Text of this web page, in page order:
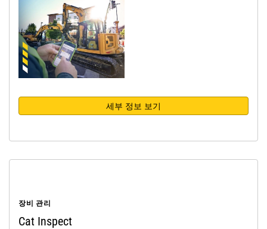
세부 정보 보기
장비 관리
Cat Inspect